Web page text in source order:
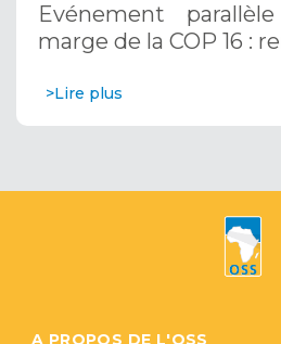
Systèmes d’Alerte
Multirisques. 12
Evénement
marge de la COP 16 :
>Lire plus
A PROPOS DE L'OSS